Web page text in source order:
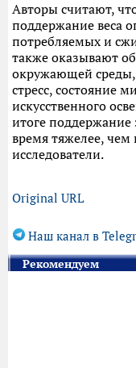
Авторы считают,
поддержание веса
потребляемых и
также оказывают
окружающей
стресс, состояние
искусственного
итоге поддержание
время тяжелее, чем
исследователи.
Original URL
Наш канал в
Рекомендуем